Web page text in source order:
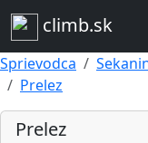
climb.sk
Sprievodca
Prelez
Prelez